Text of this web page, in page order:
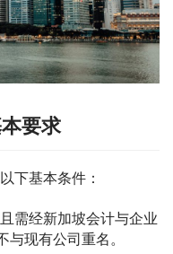
要求
下基本条件：
需经新加坡会计与企业
现有公司重名。